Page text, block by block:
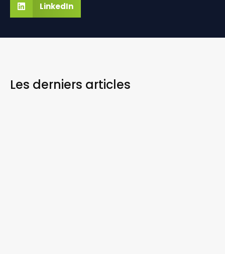
LinkedIn
Les derniers articles